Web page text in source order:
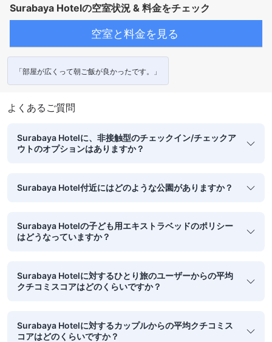
Surabaya Hotelの空室状況 & 料金をチェック
空室と料金を見る
「部屋が広くって朝ご飯が良かったです。」
よくあるご質問
Surabaya Hotelに、非接触型のチェックイン/チェックア
ウトのオプションはありますか？
Surabaya Hotel付近にはどのような公園がありますか？
Surabaya Hotelの子ども用エキストラベッドのポリシー
はどうなっていますか？
Surabaya Hotelに対するひとり旅のユーザーからの平均
クチコミスコアはどのくらいですか？
Surabaya Hotelに対するカップルからの平均クチコミス
コアはどのくらいですか？